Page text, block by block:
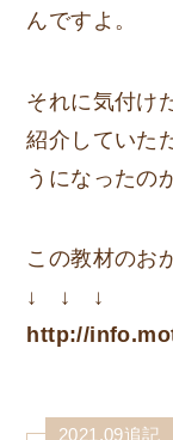
んですよ。
それに気付け
紹介していた
うになったの
この教材のお
↓ ↓ ↓
http://
2021.09追記